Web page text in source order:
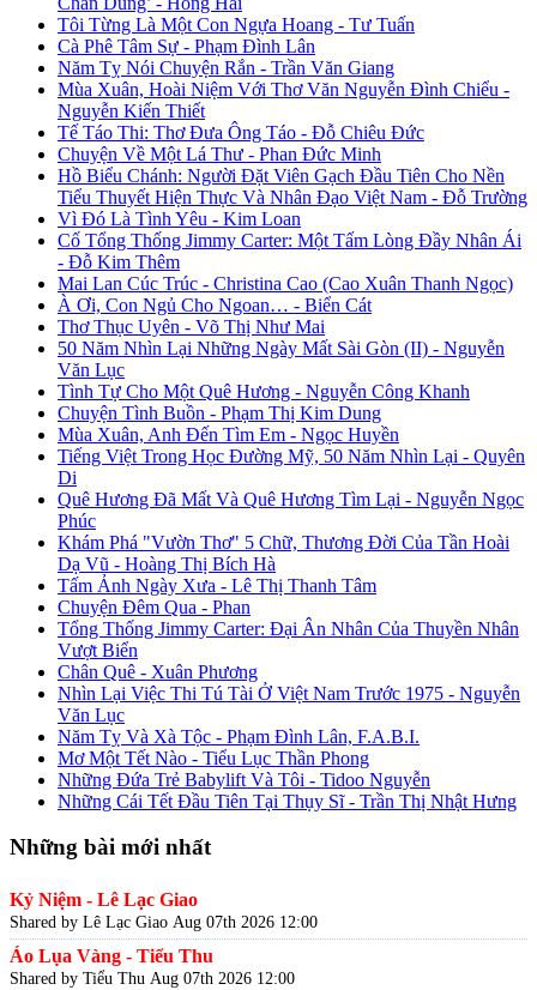
Tôi Từng Là Một Con Ngựa Hoang - Tư Tuấn
Cà Phê Tâm Sự - Phạm Đình Lân
Năm Tỵ Nói Chuyện Rắn - Trần Văn Giang
Mùa Xuân, Hoài Niệm Với Thơ Văn Nguyễn Đình Chiểu -
Nguyễn Kiến Thiết
Tế Táo Thi: Thơ Đưa Ông Táo - Đỗ Chiêu Đức
Chuyện Về Một Lá Thư - Phan Đức Minh
Hồ Biểu Chánh: Người Đặt Viên Gạch Đầu Tiên Cho Nền
Tiểu Thuyết Hiện Thực Và Nhân Đạo Việt Nam - Đỗ Trường
Vì Đó Là Tình Yêu - Kim Loan
Cố Tổng Thống Jimmy Carter: Một Tấm Lòng Đầy Nhân Ái
- Đỗ Kim Thêm
Mai Lan Cúc Trúc - Christina Cao (Cao Xuân Thanh Ngọc)
À Ơi, Con Ngủ Cho Ngoan… - Biển Cát
Thơ Thục Uyên - Võ Thị Như Mai
50 Năm Nhìn Lại Những Ngày Mất Sài Gòn (II) - Nguyễn
Văn Lục
Tình Tự Cho Một Quê Hương - Nguyễn Công Khanh
Chuyện Tình Buồn - Phạm Thị Kim Dung
Mùa Xuân, Anh Đến Tìm Em - Ngọc Huyền
Tiếng Việt Trong Học Đường Mỹ, 50 Năm Nhìn Lại - Quyên
Di
Quê Hương Đã Mất Và Quê Hương Tìm Lại - Nguyễn Ngọc
Phúc
Khám Phá "Vườn Thơ" 5 Chữ, Thương Đời Của Tần Hoài
Dạ Vũ - Hoàng Thị Bích Hà
Tấm Ảnh Ngày Xưa - Lê Thị Thanh Tâm
Chuyện Đêm Qua - Phan
Tổng Thống Jimmy Carter: Đại Ân Nhân Của Thuyền Nhân
Vượt Biển
Chân Quê - Xuân Phương
Nhìn Lại Việc Thi Tú Tài Ở Việt Nam Trước 1975 - Nguyễn
Văn Lục
Năm Tỵ Và Xà Tộc - Phạm Đình Lân, F.A.B.I.
Mơ Một Tết Nào - Tiểu Lục Thần Phong
Những Đứa Trẻ Babylift Và Tôi - Tidoo Nguyễn
Những Cái Tết Đầu Tiên Tại Thụy Sĩ - Trần Thị Nhật Hưng
Những bài mới nhất
Kỷ Niệm - Lê Lạc Giao
Shared by Lê Lạc Giao Aug 07th 2026 12:00
Áo Lụa Vàng - Tiểu Thu
Shared by Tiểu Thu Aug 07th 2026 12:00